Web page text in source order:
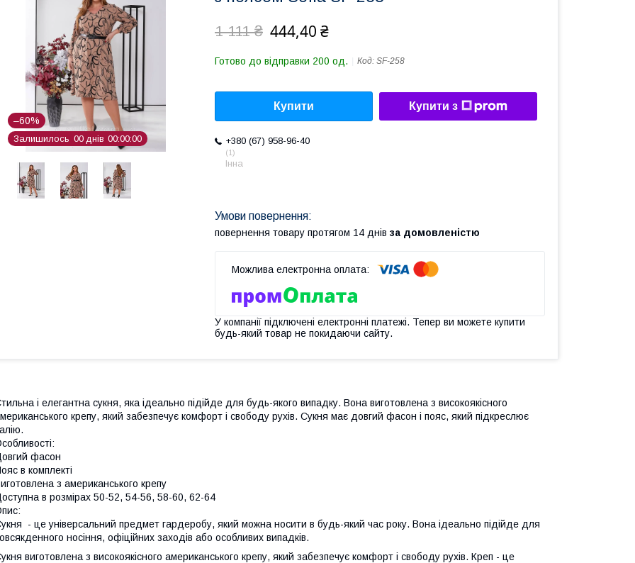
–60%
Залишилось 00 днів 00 00 00
1 111 ₴ 444,40 ₴
Готово до відправки 200 од. Код: SF-258
Купити Купити з
+380 (67) 958-96-40
1
Інна
повернення товару протягом 14 днів за домовленістю
У компанії підключені електронні платежі. Тепер ви можете купити
будь-який товар не покидаючи сайту.
і елегантна сукня, яка ідеально підійде для будь-якого випадку. Вона виготовлена з високоякісного
крепу, який забезпечує комфорт і свободу рухів. Сукня має довгий фасон і пояс, який підкреслює
фасон
в комплекті
з американського крепу
в розмірах 50-52, 54-56, 58-60, 62-64
- це універсальний предмет гардеробу, який можна носити в будь-який час року. Вона ідеально підійде для
носіння, офіційних заходів або особливих випадків.
виготовлена з високоякісного американського крепу, який забезпечує комфорт і свободу рухів. Креп - це